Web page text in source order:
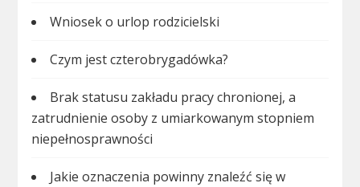
Wniosek o urlop rodzicielski
Czym jest czterobrygadówka?
Brak statusu zakładu pracy chronionej, a
zatrudnienie osoby z umiarkowanym stopniem
niepełnosprawności
Jakie oznaczenia powinny znaleźć się w